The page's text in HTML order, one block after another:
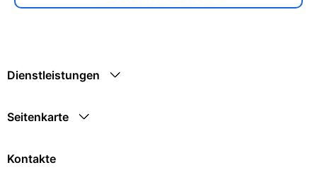
Dienstleistungen
Seitenkarte
Kontakte